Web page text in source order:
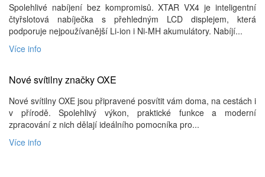
Spolehlivé nabíjení bez kompromisů. XTAR VX4 je inteligentní
čtyřslotová nabíječka s přehledným LCD displejem, která
podporuje nejpoužívanější Li-ion i Ni-MH akumulátory. Nabíjí...
Více info
Nové svítilny značky OXE
Nové svítilny OXE jsou připravené posvítit vám doma, na cestách i
v přírodě. Spolehlivý výkon, praktické funkce a moderní
zpracování z nich dělají ideálního pomocníka pro...
Více info